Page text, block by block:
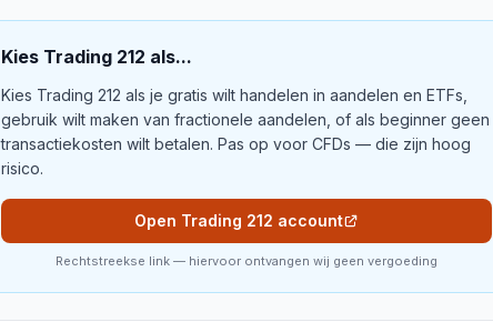
Kies Trading 212 als...
Kies Trading 212 als je gratis wilt handelen in aandelen en ETFs,
gebruik wilt maken van fractionele aandelen, of als beginner geen
transactiekosten wilt betalen. Pas op voor CFDs — die zijn hoog
risico.
Open Trading 212 account
Rechtstreekse link — hiervoor ontvangen wij geen vergoeding